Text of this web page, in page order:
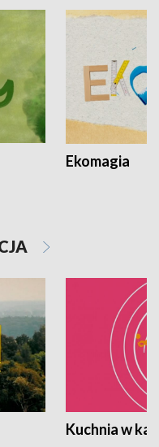
Ekomagia
Kuchnia w